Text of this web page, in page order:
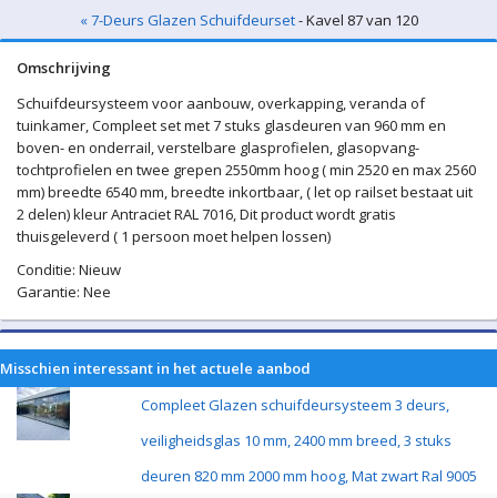
« 7-Deurs Glazen Schuifdeurset- Kavel 87 van 120
Omschrijving
Schuifdeursysteem voor aanbouw, overkapping, veranda of
tuinkamer, Compleet set met 7 stuks glasdeuren van 960 mm en
boven- en onderrail, verstelbare glasprofielen, glasopvang-
tochtprofielen en twee grepen 2550mm hoog ( min 2520 en max 2560
mm) breedte 6540 mm, breedte inkortbaar, ( let op railset bestaat uit
2 delen) kleur Antraciet RAL 7016, Dit product wordt gratis
thuisgeleverd ( 1 persoon moet helpen lossen)
Conditie: Nieuw
Garantie: Nee
Misschien interessant in het actuele aanbod
Compleet Glazen schuifdeursysteem 3 deurs,
veiligheidsglas 10 mm, 2400 mm breed, 3 stuks
deuren 820 mm 2000 mm hoog, Mat zwart Ral 9005